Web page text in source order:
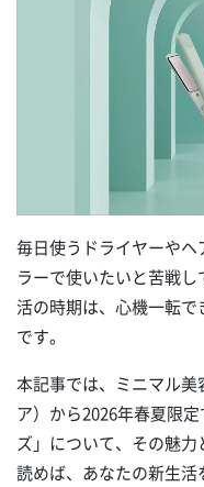
毎日使うドライヤーや
ラーで使いたいと苦戦
活の時期は、心機一転
です。
本記事では、ミニマル美
ア）から2026年春夏限
ズ」について、その魅
読めば、あなたの新生